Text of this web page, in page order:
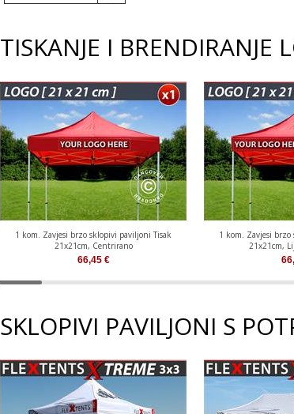
TISKANJE I BRENDIRANJE
1 kom. Zavjesi brzo sklopivi paviljoni Tisak
21x21cm, Centrirano
66,45€
1 kom. Zavjesi
21x21cm,
SKLOPIVI PAVILJONI S